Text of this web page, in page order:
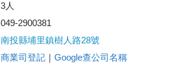
3人
049-2900381
南投縣埔里鎮樹人路28號
商業司登記 ｜ Google查公司名稱